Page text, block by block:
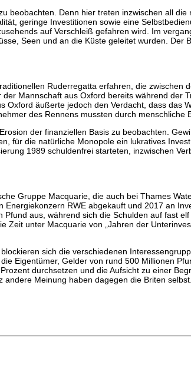
beobachten. Denn hier treten inzwischen all
geringe Investitionen sowie eine
auf Verschleiß gefahren wird. Im
Seen und an die Küste geleitet wurden. Der
Ruderregatta erfahren, die zwischen
Mannschaft aus Oxford bereits während der
äußerte jedoch den Verdacht, dass das
des Rennens mussten durch menschliche
der finanziellen Basis zu beobachten.
für die natürliche Monopole ein lukratives
1989 schuldenfrei starteten, inzwischen
Gruppe Macquarie, die auch bei Thames
RWE abgekauft und 2017 an
aus, während sich die Schulden auf fast
Zeit unter Macquarie von „Jahren der
sich die verschiedenen
Eigentümer, Gelder von rund 500 Millionen
durchsetzen und die Aufsicht zu einer
Meinung haben dagegen die Briten